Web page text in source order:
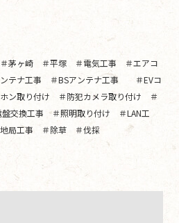
茅ヶ崎 ＃平塚 ＃電気工事 ＃エアコ
テナ工事 ＃BSアンテナ工事 ＃EVコ
ン取り付け ＃防犯カメラ取り付け ＃
交換工事 ＃照明取り付け ＃LAN工
局工事 ＃除草 ＃伐採